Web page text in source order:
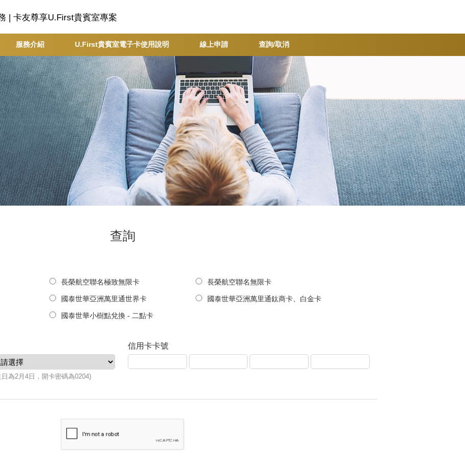
| 卡友尊享U.First貴賓室專案
服務介紹 U.First貴賓室電子卡使用說明 線上申請 查詢/取消
查詢
長榮航空聯名極致無限卡 長榮航空聯名無限卡
國泰世華亞洲萬里通世界卡 國泰世華亞洲萬里通鈦商卡、白金卡
國泰世華小樹點兌換 - 二點卡
為2月4日，開卡密碼為0204)
信用卡卡號